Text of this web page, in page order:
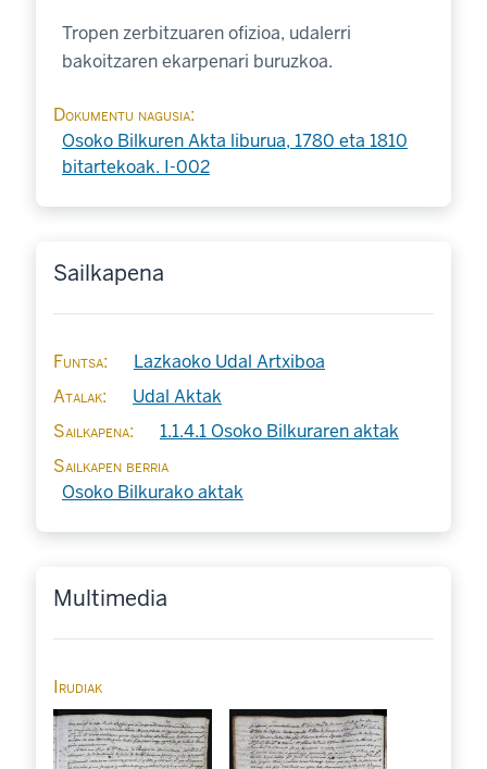
Tropen zerbitzuaren ofizioa, udalerri
bakoitzaren ekarpenari buruzkoa.
Dokumentu nagusia
Osoko Bilkuren Akta liburua, 1780 eta 1810
bitartekoak. I-002
Sailkapena
Funtsa
Lazkaoko Udal Artxiboa
Atalak
Udal Aktak
Sailkapena
1.1.4.1 Osoko Bilkuraren aktak
Sailkapen berria
Osoko Bilkurako aktak
Multimedia
Irudiak